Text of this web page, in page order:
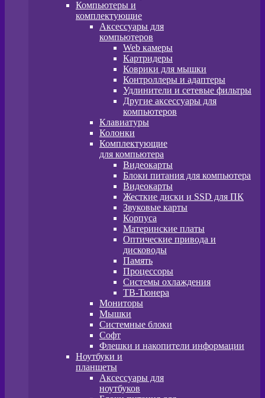
Компьютеры и
комплектующие
Аксессуары для
компьютеров
Web камеры
Картридеры
Коврики для мышки
Контроллеры и адаптеры
Удлинители и сетевые фильтры
Другие аксессуары для
компьютеров
Клавиатуры
Колонки
Комплектующие
для компьютера
Видеокарты
Блоки питания для компьютера
Видеокарты
Жесткие диски и SSD для ПК
Звуковые карты
Корпуса
Материнские платы
Оптические привода и
дисководы
Память
Процессоры
Системы охлаждения
ТВ-Тюнера
Мониторы
Мышки
Системные блоки
Софт
Флешки и накопители информации
Ноутбуки и
планшеты
Аксессуары для
ноутбуков